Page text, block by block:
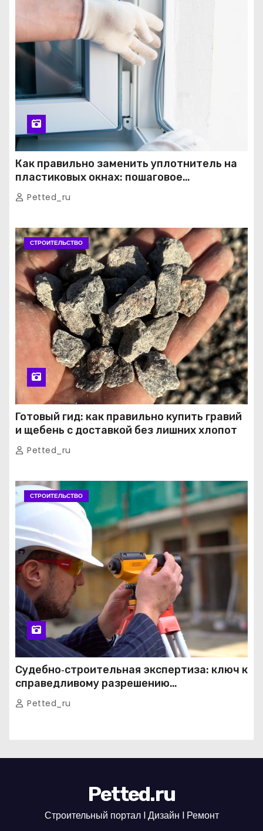
Как правильно заменить уплотнитель на
пластиковых окнах: пошаговое
руководство от экспертов
Petted_ru
СТРОИТЕЛЬСТВО
Готовый гид: как правильно купить гравий
и щебень с доставкой без лишних хлопот
Petted_ru
СТРОИТЕЛЬСТВО
Судебно‑строительная экспертиза: ключ к
справедливому разрешению
строительных споров
Petted_ru
Petted.ru
Строительный портал l Дизайн l Ремонт